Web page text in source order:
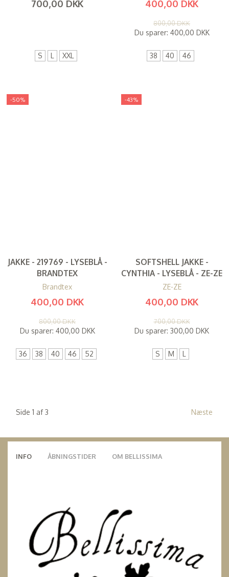
700,00 DKK
S L XXL
400,00 DKK
800,00 DKK
Du sparer: 400,00 DKK
38 40 46
-50%
JAKKE - 219769 - LYSEBLÅ -
BRANDTEX
Brandtex
400,00 DKK
800,00 DKK
Du sparer: 400,00 DKK
36 38 40 46 52
-43%
SOFTSHELL JAKKE -
CYNTHIA - LYSEBLÅ - ZE-ZE
ZE-ZE
400,00 DKK
700,00 DKK
Du sparer: 300,00 DKK
S M L
Side 1 af 3 Næste
INFO ÅBNINGSTIDER OM BELLISSIMA